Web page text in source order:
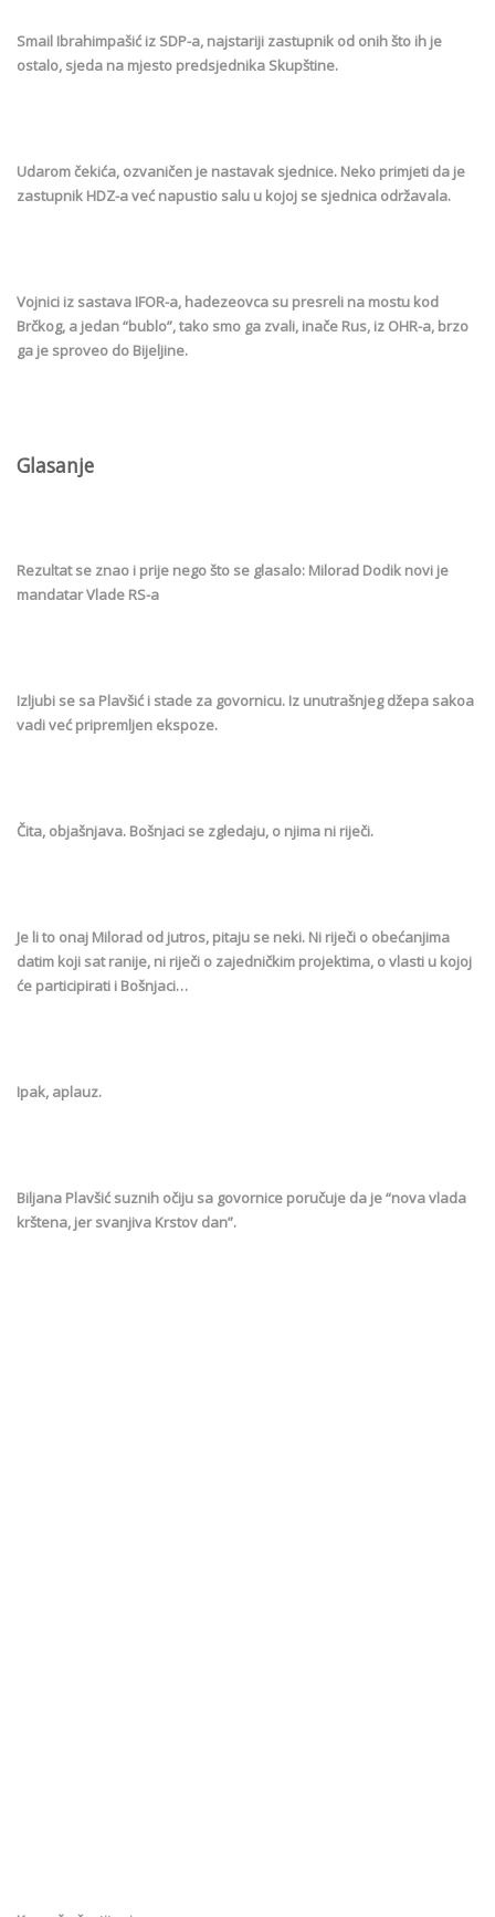
Smail Ibrahimpašić iz SDP-a, najstariji zastupnik od onih što ih je
ostalo, sjeda na mjesto predsjednika Skupštine.
Udarom čekića, ozvaničen je nastavak sjednice. Neko primjeti da je
zastupnik HDZ-a već napustio salu u kojoj se sjednica održavala.
Vojnici iz sastava IFOR-a, hadezeovca su presreli na mostu kod
Brčkog, a jedan “bublo”, tako smo ga zvali, inače Rus, iz OHR-a, brzo
ga je sproveo do Bijeljine.
Glasanje
Rezultat se znao i prije nego što se glasalo: Milorad Dodik novi je
mandatar Vlade RS-a
Izljubi se sa Plavšić i stade za govornicu. Iz unutrašnjeg džepa sakoa
vadi već pripremljen ekspoze.
Čita, objašnjava. Bošnjaci se zgledaju, o njima ni riječi.
Je li to onaj Milorad od jutros, pitaju se neki. Ni riječi o obećanjima
datim koji sat ranije, ni riječi o zajedničkim projektima, o vlasti u kojoj
će participirati i Bošnjaci…
Ipak, aplauz.
Biljana Plavšić suznih očiju sa govornice poručuje da je “nova vlada
krštena, jer svanjiva Krstov dan”.